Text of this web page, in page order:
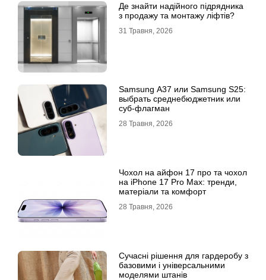
Де знайти надійного підрядника
з продажу та монтажу ліфтів?
31 Травня, 2026
Samsung A37 или Samsung S25:
выбрать среднебюджетник или
суб-флагман
28 Травня, 2026
Чохол на айфон 17 про та чохол
на iPhone 17 Pro Max: тренди,
матеріали та комфорт
28 Травня, 2026
Сучасні рішення для гардеробу з
базовими і універсальними
моделями штанів